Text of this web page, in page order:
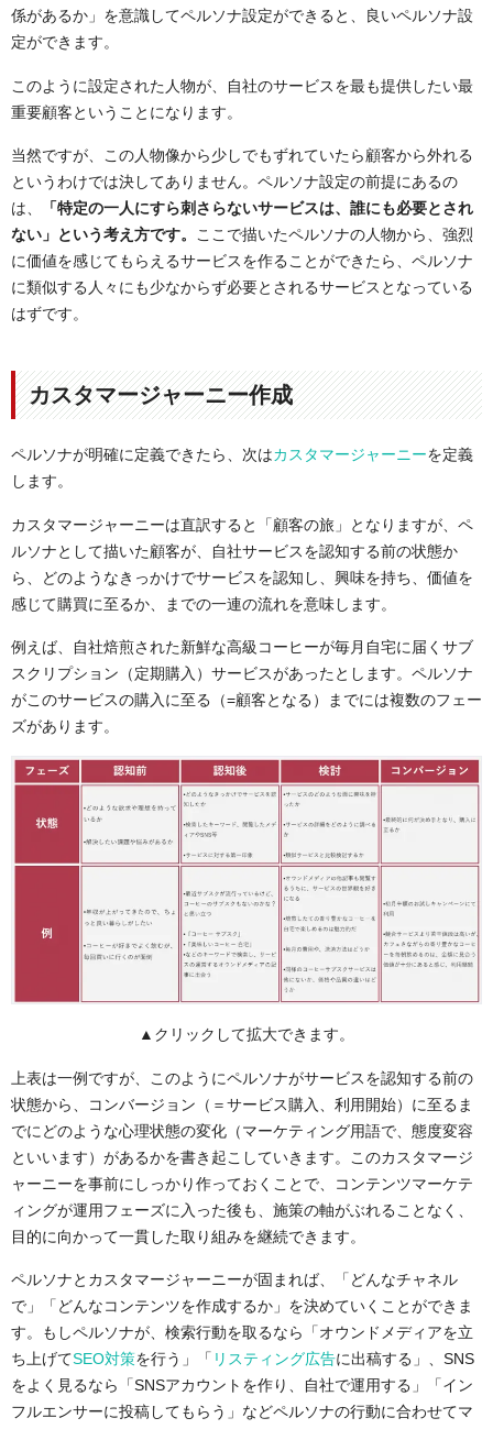
係があるか」を意識してペルソナ設定ができると、良いペルソナ設
定ができます。
このように設定された人物が、自社のサービスを最も提供したい最
重要顧客ということになります。
当然ですが、この人物像から少しでもずれていたら顧客から外れる
というわけでは決してありません。ペルソナ設定の前提にあるの
は、
「特定の一人にすら刺さらないサービスは、誰にも必要とされ
ない」という考え方です。
ここで描いたペルソナの人物から、強烈
に価値を感じてもらえるサービスを作ることができたら、ペルソナ
に類似する人々にも少なからず必要とされるサービスとなっている
はずです。
カスタマージャーニー作成
ペルソナが明確に定義できたら、次はカスタマージャーニーを定義
します。
カスタマージャーニーは直訳すると「顧客の旅」となりますが、ペ
ルソナとして描いた顧客が、自社サービスを認知する前の状態か
ら、どのようなきっかけでサービスを認知し、興味を持ち、価値を
感じて購買に至るか、までの一連の流れを意味します。
例えば、自社焙煎された新鮮な高級コーヒーが毎月自宅に届くサブ
スクリプション（定期購入）サービスがあったとします。ペルソナ
がこのサービスの購入に至る（=顧客となる）までには複数のフェー
ズがあります。
▲クリックして拡大できます。
上表は一例ですが、こ のようにペルソナがサービスを認知する前の
状態から、コンバージョン（＝サービス購入、利用開始）に至るま
でにどのような心理状態の変化（マーケティング用語で、態度変容
といいます）があるかを書き起こしていきます。このカスタマージ
ャーニーを事前にしっかり作っておくことで、コンテンツマーケテ
ィングが運用フェーズに入った後も、施策の軸がぶれることなく、
目的に向かって一貫した取り組みを継続できます。
ペルソナとカスタマージャーニーが固まれば、「どんなチャネル
で」「どんなコンテンツを作成するか」を決めていくことができま
す。もしペルソナが、検索行動を取るなら「オウンドメディアを立
ち上げてSEO対策を行う」「 リスティング広告に出稿する」、SNS
をよく見るなら「SNSアカウントを作り、自社で運用する」「イン
フルエンサーに投稿してもらう」などペルソナの行動に合わせてマ